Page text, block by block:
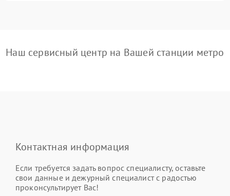
Наш сервисный центр на Вашей станции метро
Контактная информация
Если требуется задать вопрос специалисту, оставьте
свои данные и дежурный специалист с радостью
проконсультирует Вас!